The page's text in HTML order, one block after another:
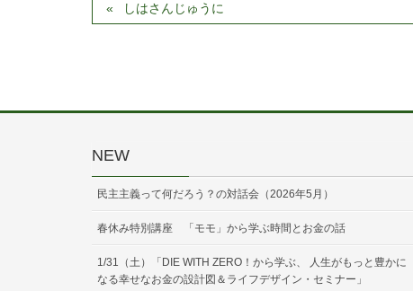
しはさんじゅうに
NEW
民主主義って何だろう？の対話会（2026年5月）
春休み特別講座 「モモ」から学ぶ時間とお金の話
1/31（土）「DIE WITH ZERO！から学ぶ、 人生がもっと豊かに
なる幸せなお金の設計図＆ライフデザイン・セミナー」